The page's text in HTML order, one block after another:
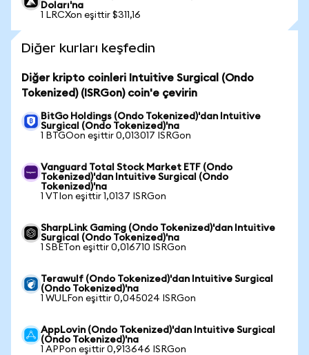
Doları'na
1 LRCXon eşittir $311,16
Diğer kurları keşfedin
Diğer kripto coinleri Intuitive Surgical (Ondo
Tokenized) (ISRGon) coin'e çevirin
BitGo Holdings (Ondo Tokenized)'dan Intuitive
Surgical (Ondo Tokenized)'na
1 BTGOon eşittir 0,013017 ISRGon
Vanguard Total Stock Market ETF (Ondo
Tokenized)'dan Intuitive Surgical (Ondo
Tokenized)'na
1 VTIon eşittir 1,0137 ISRGon
SharpLink Gaming (Ondo Tokenized)'dan Intuitive
Surgical (Ondo Tokenized)'na
1 SBETon eşittir 0,016710 ISRGon
Terawulf (Ondo Tokenized)'dan Intuitive Surgical
(Ondo Tokenized)'na
1 WULFon eşittir 0,045024 ISRGon
AppLovin (Ondo Tokenized)'dan Intuitive Surgical
(Ondo Tokenized)'na
1 APPon eşittir 0,913646 ISRGon